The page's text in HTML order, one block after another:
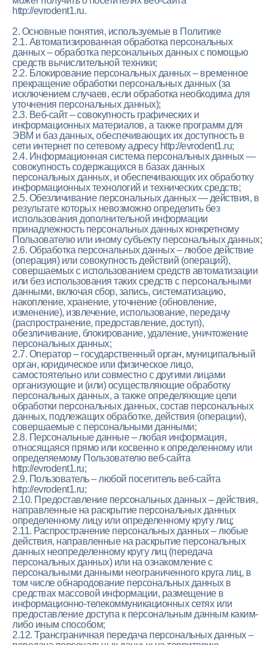
http://evrodent1.ru.
2. Основные понятия, используемые в Политике
2.1. Автоматизированная обработка персональных
данных – обработка персональных данных с помощью
средств вычислительной техники;
2.2. Блокирование персональных данных – временное
прекращение обработки персональных данных (за
исключением случаев, если обработка необходима для
уточнения персональных данных);
2.3. Веб-сайт – совокупность графических и
информационных материалов, а также программ для
ЭВМ и баз данных, обеспечивающих их доступность в
сети интернет по сетевому адресу http://evrodent1.ru;
2.4. Информационная система персональных данных —
совокупность содержащихся в базах данных
персональных данных, и обеспечивающих их обработку
информационных технологий и технических средств;
2.5. Обезличивание персональных данных — действия, в
результате которых невозможно определить без
использования дополнительной информации
принадлежность персональных данных конкретному
Пользователю или иному субъекту персональных данных;
2.6. Обработка персональных данных – любое действие
(операция) или совокупность действий (операций),
совершаемых с использованием средств автоматизации
или без использования таких средств с персональными
данными, включая сбор, запись, систематизацию,
накопление, хранение, уточнение (обновление,
изменение), извлечение, использование, передачу
(распространение, предоставление, доступ),
обезличивание, блокирование, удаление, уничтожение
персональных данных;
2.7. Оператор – государственный орган, муниципальный
орган, юридическое или физическое лицо,
самостоятельно или совместно с другими лицами
организующие и (или) осуществляющие обработку
персональных данных, а также определяющие цели
обработки персональных данных, состав персональных
данных, подлежащих обработке, действия (операции),
совершаемые с персональными данными;
2.8. Персональные данные – любая информация,
относящаяся прямо или косвенно к определенному или
определяемому Пользователю веб-сайта
http://evrodent1.ru;
2.9. Пользователь – любой посетитель веб-сайта
http://evrodent1.ru;
2.10. Предоставление персональных данных – действия,
направленные на раскрытие персональных данных
определенному лицу или определенному кругу лиц;
2.11. Распространение персональных данных – любые
действия, направленные на раскрытие персональных
данных неопределенному кругу лиц (передача
персональных данных) или на ознакомление с
персональными данными неограниченного круга лиц, в
том числе обнародование персональных данных в
средствах массовой информации, размещение в
информационно-телекоммуникационных сетях или
предоставление доступа к персональным данным каким-
либо иным способом;
2.12. Трансграничная передача персональных данных –